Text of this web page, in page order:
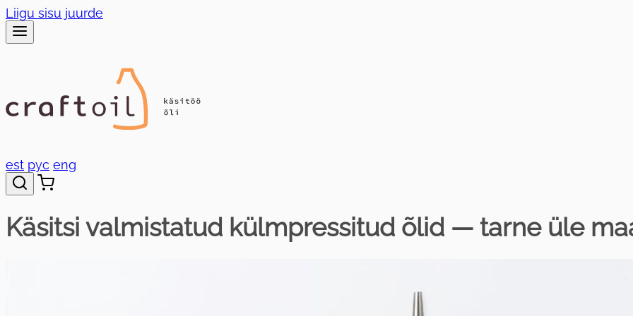
Liigu sisu juurde
est рус eng
Käsitsi valmistatud külmpressitud õlid — tarne üle